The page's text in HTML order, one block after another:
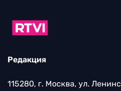
Редакция
115280, г. Москва, ул.